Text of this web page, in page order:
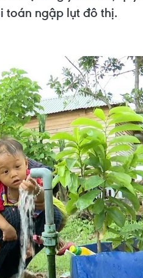
toán ngập lụt đô thị.